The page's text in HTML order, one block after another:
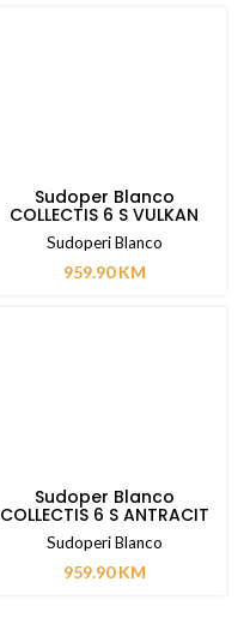
Sudoper Blanco
COLLECTIS 6 S VULKAN
SIVA s dalj. upravlj.
Sudoperi Blanco
959.90KM
Sudoper Blanco
COLLECTIS 6 S ANTRACIT
s dalj. upravlj.
Sudoperi Blanco
959.90KM